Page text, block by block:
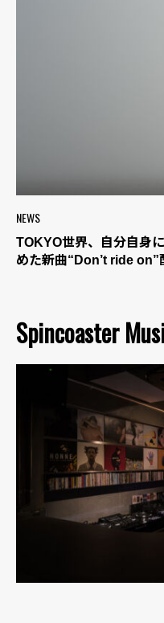
NEWS
TOKYO世界、自分自身
めた新曲“Don’t ride on”
Spincoaster